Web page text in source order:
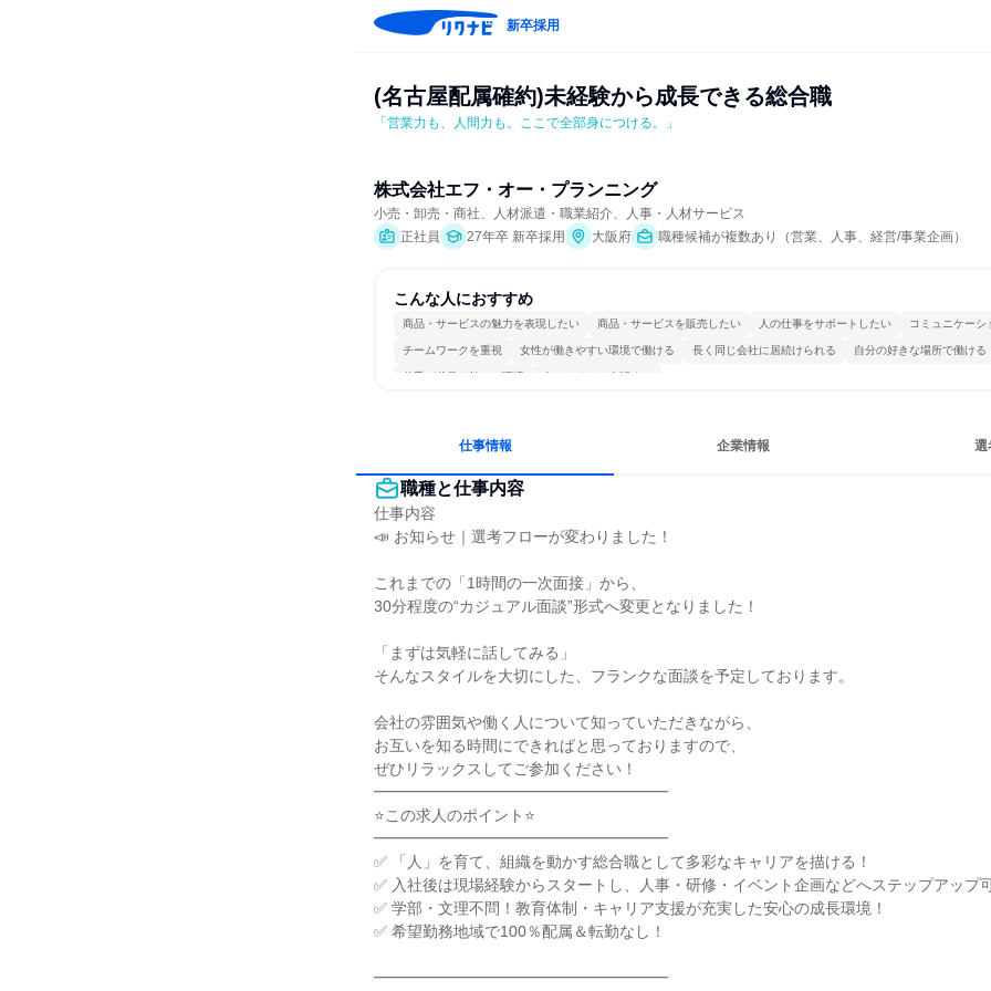
新卒採用
(名古屋配属確約)未経験から成長できる総合職
「営業力も、人間力も。ここで全部身につける。」
株式会社エフ・オー・プランニング
小売・卸売・商社、人材派遣・職業紹介、人事・人材サービス
正社員
27年卒 新卒採用 大阪府 職種候補が複数あり（営業、人事、経営/事業企画）
こんな人におすすめ
商品・サービスの魅力を表現したい 商品・サービスを販売したい 人の仕事をサポートしたい コミュニケーシ
チームワークを重視 女性が働きやすい環境で働ける 長く同じ会社に居続けられる 自分の好きな場所で働ける
若手が裁量を持てる環境 人とたくさん会話する
仕事情報 企業情報 選
職種と仕事内容
仕事内容
📣 お知らせ｜選考フローが変わりました！
これまでの「1時間の一次面接」から、
30分程度の“カジュアル面談”形式へ変更となりました！
「まずは気軽に話してみる」
そんなスタイルを大切にした、フランクな面談を予定しております。
会社の雰囲気や働く人について知っていただきながら、
お互いを知る時間にできればと思っておりますので、
ぜひリラックスしてご参加ください！
━━━━━━━━━━━━━━━━━━━
⭐この求人のポイント⭐
━━━━━━━━━━━━━━━━━━━
✅ 「人」を育て、組織を動かす総合職として多彩なキャリアを描ける！
✅ 入社後は現場経験からスタートし、人事・研修・イベント企画などへステップアップ
✅ 学部・文理不問！教育体制・キャリア支援が充実した安心の成長環境！
✅ 希望勤務地域で100％配属＆転勤なし！
━━━━━━━━━━━━━━━━━━━